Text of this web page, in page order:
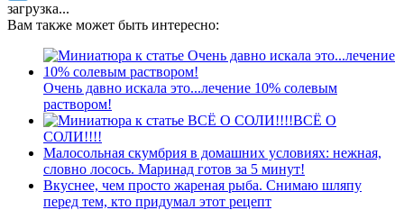
загрузка...
Вам также может быть интересно:
Очень давно искала это...лечение 10% солевым
раствором!
ВСЁ О
СОЛИ!!!!
Малосольная скумбрия в домашних условиях: нежная,
словно лосось. Маринад готов за 5 минут!
Вкуснее, чем просто жареная рыба. Снимаю шляпу
перед тем, кто придумал этот рецепт